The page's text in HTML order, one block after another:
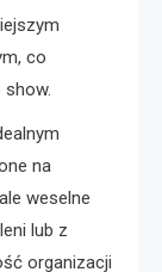
co
na
weselne
lub z
organizacji